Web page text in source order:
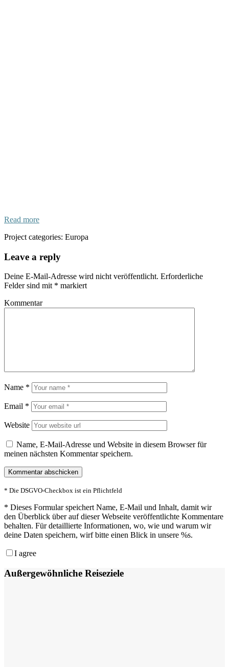
Read more
Project categories: Europa
Leave a reply
Deine E-Mail-Adresse wird nicht veröffentlicht. Erforderliche
Felder sind mit * markiert
Kommentar
Name *
Email *
Website
Name, E-Mail-Adresse und Website in diesem Browser für
meinen nächsten Kommentar speichern.
* Die DSGVO-Checkbox ist ein Pflichtfeld
* Dieses Formular speichert Name, E-Mail und Inhalt, damit wir
den Überblick über auf dieser Webseite veröffentlichte Kommentare
behalten. Für detaillierte Informationen, wo, wie und warum wir
deine Daten speichern, wirf bitte einen Blick in unsere %s.
I agree
Außergewöhnliche Reiseziele